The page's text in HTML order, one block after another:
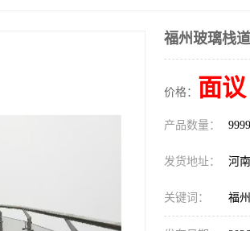
福州玻璃栈
价格： 面议
产品数量：
发货地址： 河
关键词： 福